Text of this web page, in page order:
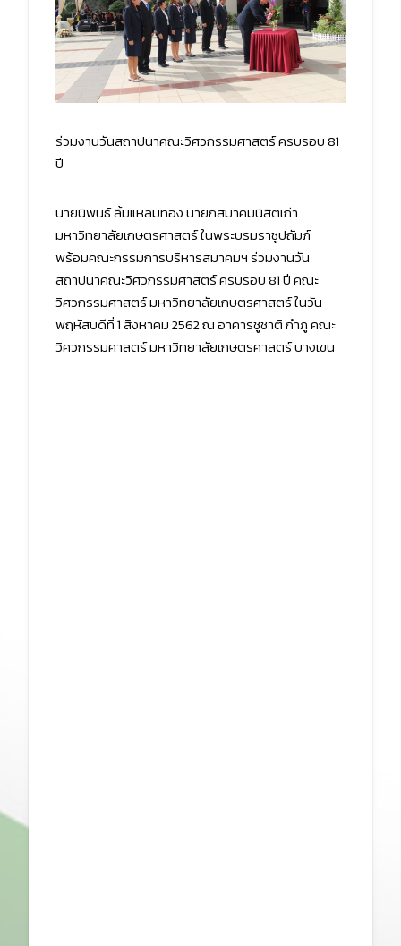
ร่วมงานวันสถาปนาคณะวิศวกรรมศาสตร์ ครบรอบ 81
ปี
นายนิพนธ์ ลิ้มแหลมทอง นายกสมาคมนิสิตเก่า
มหาวิทยาลัยเกษตรศาสตร์ ในพระบรมราชูปถัมภ์
พร้อมคณะกรรมการบริหารสมาคมฯ ร่วมงานวัน
สถาปนาคณะวิศวกรรมศาสตร์ ครบรอบ 81 ปี คณะ
วิศวกรรมศาสตร์ มหาวิทยาลัยเกษตรศาสตร์ ในวัน
พฤหัสบดีที่ 1 สิงหาคม 2562 ณ อาคารชูชาติ กำภู คณะ
วิศวกรรมศาสตร์ มหาวิทยาลัยเกษตรศาสตร์ บางเขน